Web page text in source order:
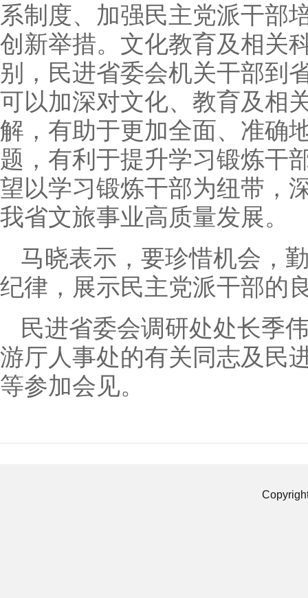
系制度、加强民主党派干部
创新举措。文化教育及相关
别，民进省委会机关干部到
可以加深对文化、教育及相
解，有助于更加全面、准确
题，有利于提升学习锻炼干
望以学习锻炼干部为纽带，
我省文旅事业高质量发展。
马晓表示，要珍惜机会，
纪律，展示民主党派干部的
民进省委会调研处处长季
游厅人事处的有关同志及民
等参加会见。